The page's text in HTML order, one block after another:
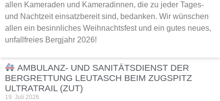
allen Kameraden und Kameradinnen, die zu jeder Tages-
und Nachtzeit einsatzbereit sind, bedanken. Wir wünschen
allen ein besinnliches Weihnachtsfest und ein gutes neues,
unfallfreies Bergjahr 2026!
AMBULANZ- UND SANITÄTSDIENST DER
BERGRETTUNG LEUTASCH BEIM ZUGSPITZ
ULTRATRAIL (ZUT)
19. Juli 2026